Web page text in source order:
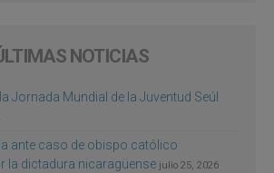
NOTICIAS
Jornada Mundial de la Juventud Seúl
ante caso de obispo católico
la dictadura nicaragüense julio 25, 2026